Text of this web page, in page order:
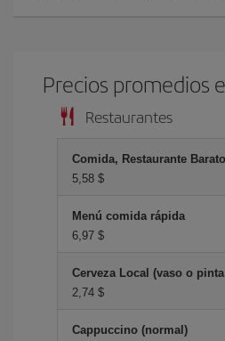
Precios promedios
Restaurantes
Comida, Restaurante Barato
5,58 $
Menú comida rápida
6,97 $
Cerveza Local (vaso o
2,74 $
Cappuccino (normal)